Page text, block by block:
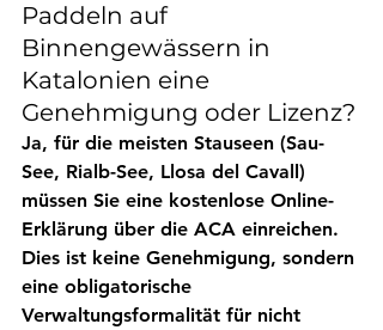
Paddeln auf
Binnengewässern in
Katalonien eine
Genehmigung oder Lizenz?
Ja, für die meisten Stauseen (Sau-
See, Rialb-See, Llosa del Cavall)
müssen Sie eine kostenlose Online-
Erklärung über die ACA einreichen.
Dies ist keine Genehmigung, sondern
eine obligatorische
Verwaltungsformalität für nicht